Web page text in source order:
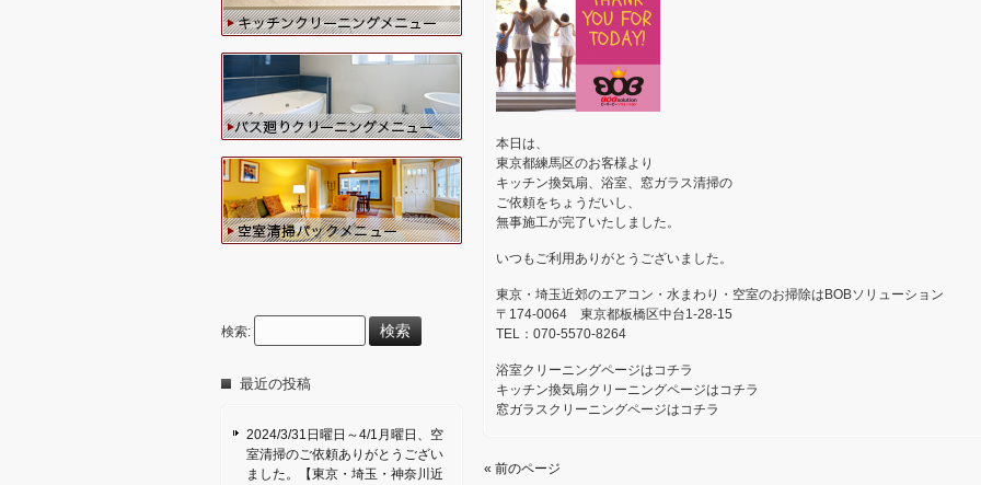
本日は、
東京都練馬区のお客様より
キッチン換気扇、浴室、窓ガラス清掃の
ご依頼をちょうだいし、
無事施工が完了いたしました。
いつもご利用ありがとうございました。
東京・埼玉近郊のエアコン・水まわり・空室のお掃除はBOBソリューション
〒174-0064 東京都板橋区中台1-28-15
TEL：070-5570-8264
浴室クリーニングページはコチラ
キッチン換気扇クリーニングページはコチラ
窓ガラスクリーニングページはコチラ
« 前のページ
検索:
最近の投稿
2024/3/31日曜日～4/1月曜日、空
室清掃のご依頼ありがとうござい
ました。【東京・埼玉・神奈川近